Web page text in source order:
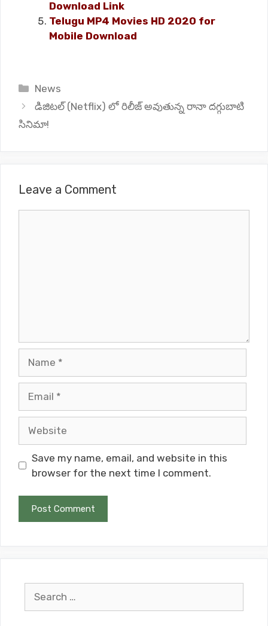
Download Link
Telugu MP4 Movies HD 2020 for
Mobile Download
Categories
News
డిజిటల్ (Netflix) లో రిలీజ్ అవుతున్న రానా దగ్గుబాటి
సినిమా!
Leave a Comment
Save my name, email, and website in this
browser for the next time I comment.